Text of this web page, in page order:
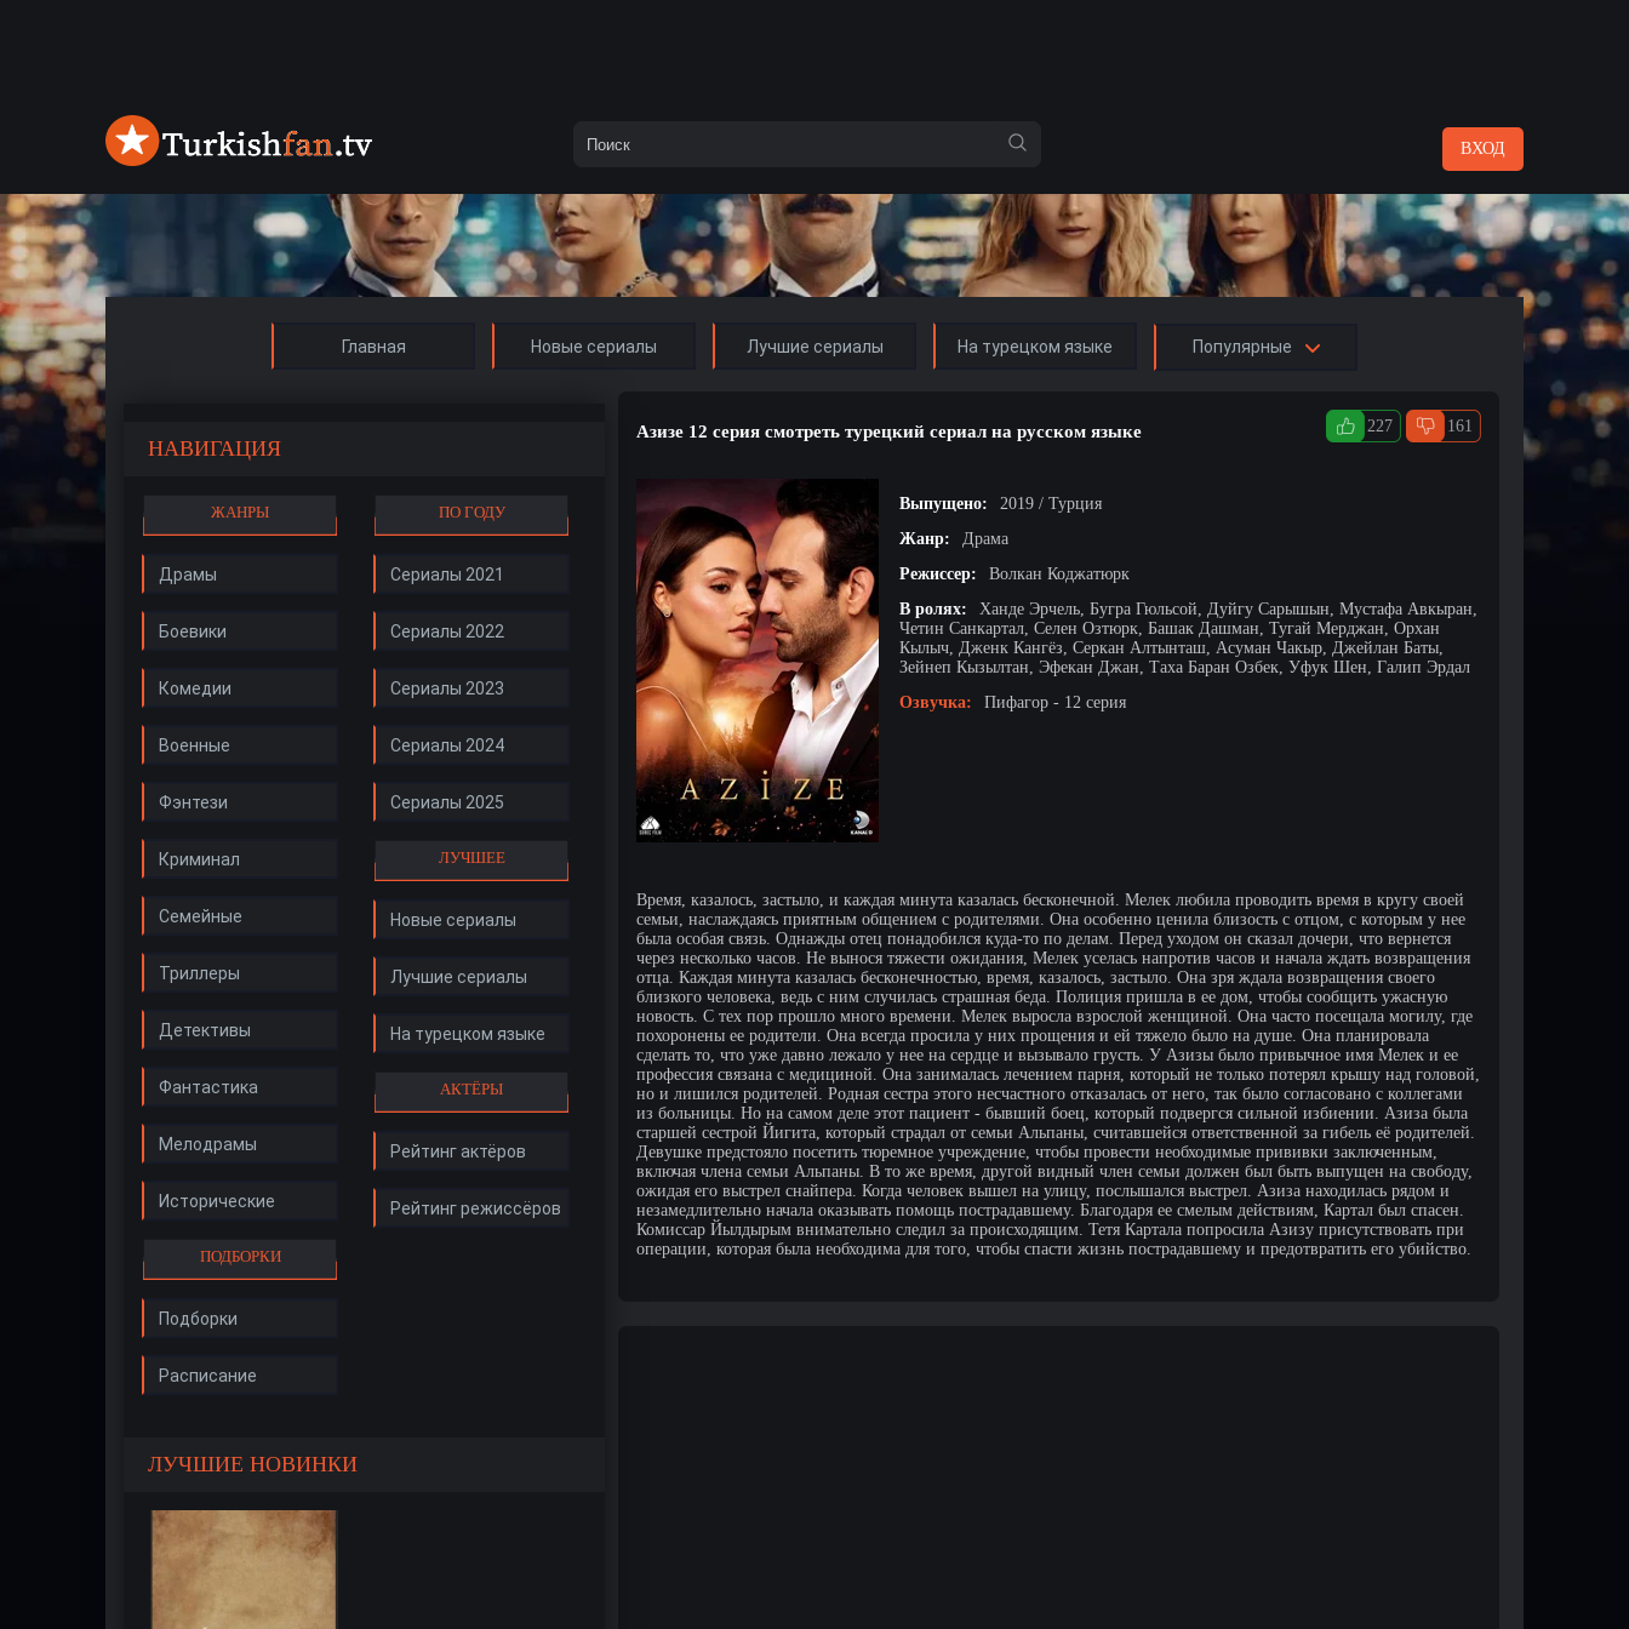
ВХОД
Главная Новые сериалы Лучшие сериалы На турецком языке Популярные
НАВИГАЦИЯ
ЖАНРЫ
Драмы
Боевики
Комедии
Военные
Фэнтези
Криминал
Семейные
Триллеры
Детективы
Фантастика
Мелодрамы
Исторические
ПОДБОРКИ
Подборки
Расписание
ПО ГОДУ
Сериалы 2021
Сериалы 2022
Сериалы 2023
Сериалы 2024
Сериалы 2025
ЛУЧШЕЕ
Новые сериалы
Лучшие сериалы
На турецком языке
АКТЁРЫ
Рейтинг актёров
Рейтинг режиссёров
ЛУЧШИЕ НОВИНКИ
Азизе 12 серия смотреть турецкий сериал на русском языке 227 161
Выпущено:
2019 / Турция
Жанр:
Драма
Режиссер:
Волкан Коджатюрк
В ролях:
Ханде Эрчель, Бугра Гюльсой, Дуйгу Сарышын, Мустафа Авкыран,
Четин Санкартал, Селен Озтюрк, Башак Дашман, Тугай Мерджан, Орхан
Кылыч, Дженк Кангёз, Серкан Алтынташ, Асуман Чакыр, Джейлан Баты,
Зейнеп Кызылтан, Эфекан Джан, Таха Баран Озбек, Уфук Шен, Галип Эрдал
Озвучка:
Пифагор - 12 серия
Время, казалось, застыло, и каждая минута казалась бесконечной. Мелек любила проводить время в кругу своей
семьи, наслаждаясь приятным общением с родителями. Она особенно ценила близость с отцом, с которым у нее
была особая связь. Однажды отец понадобился куда-то по делам. Перед уходом он сказал дочери, что вернется
через несколько часов. Не вынося тяжести ожидания, Мелек уселась напротив часов и начала ждать возвращения
отца. Каждая минута казалась бесконечностью, время, казалось, застыло. Она зря ждала возвращения своего
близкого человека, ведь с ним случилась страшная беда. Полиция пришла в ее дом, чтобы сообщить ужасную
новость. С тех пор прошло много времени. Мелек выросла взрослой женщиной. Она часто посещала могилу, где
похоронены ее родители. Она всегда просила у них прощения и ей тяжело было на душе. Она планировала
сделать то, что уже давно лежало у нее на сердце и вызывало грусть. У Азизы было привычное имя Мелек и ее
профессия связана с медициной. Она занималась лечением парня, который не только потерял крышу над головой,
но и лишился родителей. Родная сестра этого несчастного отказалась от него, так было согласовано с коллегами
из больницы. Но на самом деле этот пациент - бывший боец, который подвергся сильной избиении. Азиза была
старшей сестрой Йигита, который страдал от семьи Альпаны, считавшейся ответственной за гибель её родителей.
Девушке предстояло посетить тюремное учреждение, чтобы провести необходимые прививки заключенным,
включая члена семьи Альпаны. В то же время, другой видный член семьи должен был быть выпущен на свободу,
ожидая его выстрел снайпера. Когда человек вышел на улицу, послышался выстрел. Азиза находилась рядом и
незамедлительно начала оказывать помощь пострадавшему. Благодаря ее смелым действиям, Картал был спасен.
Комиссар Йылдырым внимательно следил за происходящим. Тетя Картала попросила Азизу присутствовать при
операции, которая была необходима для того, чтобы спасти жизнь пострадавшему и предотвратить его убийство.